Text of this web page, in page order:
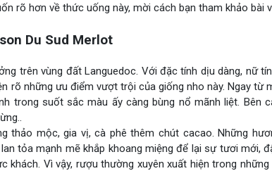
rõ hơn về thức uống này, mời cách bạn tham khảo bài
Du Sud Merlot
trên vùng đất Languedoc. Với đặc tính dịu dàng, nữ
rõ những ưu điểm vượt trội của giống nho này. Ngay từ
trong suốt sắc màu ấy càng bùng nổ mãnh liệt. Bên
thảo mộc, gia vị, cà phê thêm chút cacao. Những
tỏa mạnh mẽ khắp khoang miệng để lại sự tươi mới,
khách. Vì vậy, rượu thường xuyên xuất hiện trong